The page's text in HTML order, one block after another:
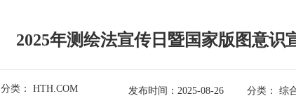
2025年测绘法宣传日暨国家版图意识
分类： HTH.COM 发布时间：2025-08-26 分类： 综